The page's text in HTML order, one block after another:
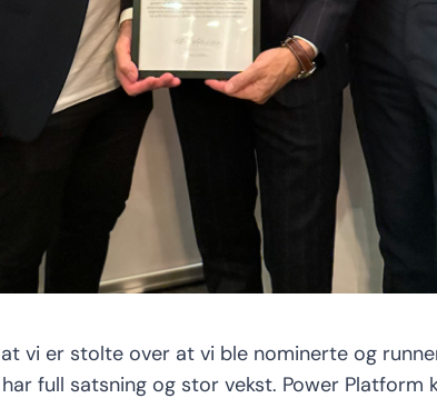
vi er stolte over at vi ble nominerte og
full satsning og stor vekst. Power